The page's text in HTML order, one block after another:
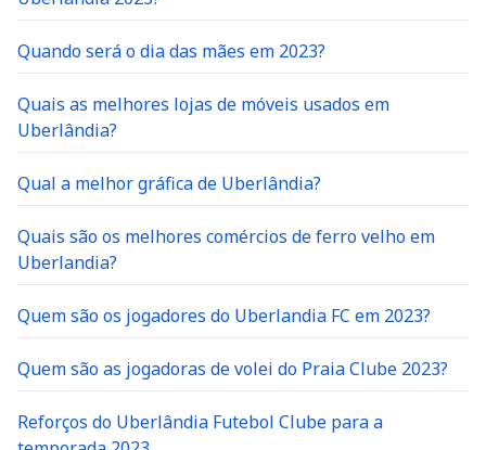
Quando será o dia das mães em 2023?
Quais as melhores lojas de móveis usados em
Uberlândia?
Qual a melhor gráfica de Uberlândia?
Quais são os melhores comércios de ferro velho em
Uberlandia?
Quem são os jogadores do Uberlandia FC em 2023?
Quem são as jogadoras de volei do Praia Clube 2023?
Reforços do Uberlândia Futebol Clube para a
temporada 2023